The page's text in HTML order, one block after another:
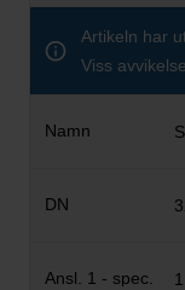
Artikeln har
Viss